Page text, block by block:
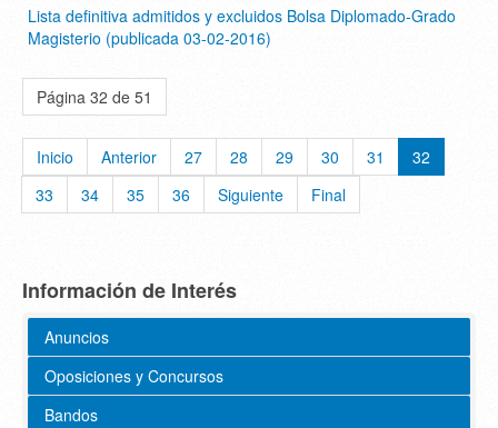
Lista definitiva admitidos y excluidos Bolsa Diplomado-Grado
Magisterio (publicada 03-02-2016)
Página 32 de 51
Inicio Anterior 27 28 29 30 31
32
33
34 35 36 Siguiente Final
Información de Interés
Anuncios
Oposiciones y Concursos
Bandos